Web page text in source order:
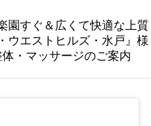
園すぐ＆広くて快適な上質
ウエストヒルズ・水戸』様
・マッサージのご案内